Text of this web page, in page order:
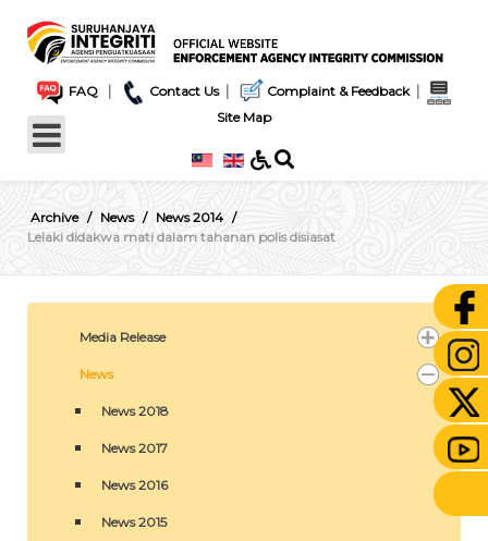
FAQ | Contact Us| Complaint & Feedback|
Site Map
Archive News
News 2014
Lelaki didakwa mati dalam tahanan polis disiasat
Media Release
News
News 2018
News 2017
News 2016
News 2015